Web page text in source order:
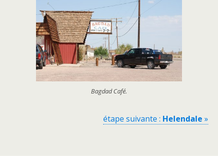
Bagdad Café.
étape suivante : Helendale »